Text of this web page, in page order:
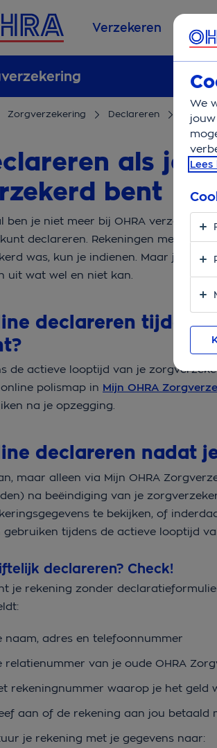
Verzekeren
Zorgverzekering Declareren Na
als je
bent
ben je niet meer bij OHRA verzekerd
declareren. Rekeningen met
was, kun je indienen. Maar je kunt
uit wat wel en niet kan.
declareren tijdens
de actieve looptijd van je
polismap in Mijn OHRA
na je opzegging.
declareren nadat
maar alleen via Mijn OHRA
na beëindiging van je
te bekijken, of
gebruiken tijdens de actieve looptijd
declareren? Check!
je rekening zonder
naam, adres en telefoonnummer
relatienummer van je oude OHRA
rekeningnummer waarop je het geld
aan of de rekening aan jou
je rekening met je gegevens naar:
We